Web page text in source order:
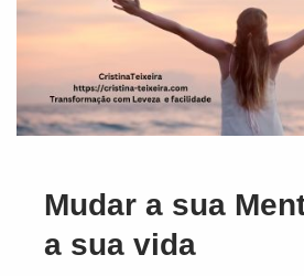
Mudar a sua
a sua vida